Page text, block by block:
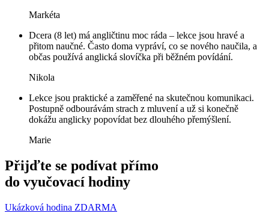
Markéta
Dcera (8 let) má angličtinu moc ráda – lekce jsou hravé a
přitom naučné. Často doma vypráví, co se nového naučila, a
občas používá anglická slovíčka při běžném povídání.
Nikola
Lekce jsou praktické a zaměřené na skutečnou komunikaci.
Postupně odbourávám strach z mluvení a už si konečně
dokážu anglicky popovídat bez dlouhého přemýšlení.
Marie
Přijďte se podívat přímo
do vyučovací hodiny
Ukázková hodina ZDARMA